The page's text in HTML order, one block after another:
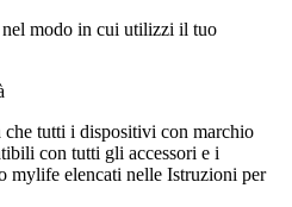
modo in cui utilizzi il tuo
tutti i dispositivi con marchio
con tutti gli accessori e i
mylife elencati nelle Istruzioni per